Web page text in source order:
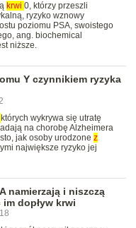
krwi 0, którzy przeszli
ryzyko wznowy
poziomu PSA, swoistego
ang. biochemical
niższe.
Y czynnikiem ryzyka
których wykrywa się utratę
na chorobę Alzheimera
jak osoby urodzone z
największe ryzyko jej
namierzają i niszczą
dopływ krwi